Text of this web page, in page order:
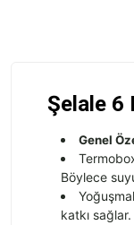
Şelale 6
Genel
Böylece
katkı sağlar.